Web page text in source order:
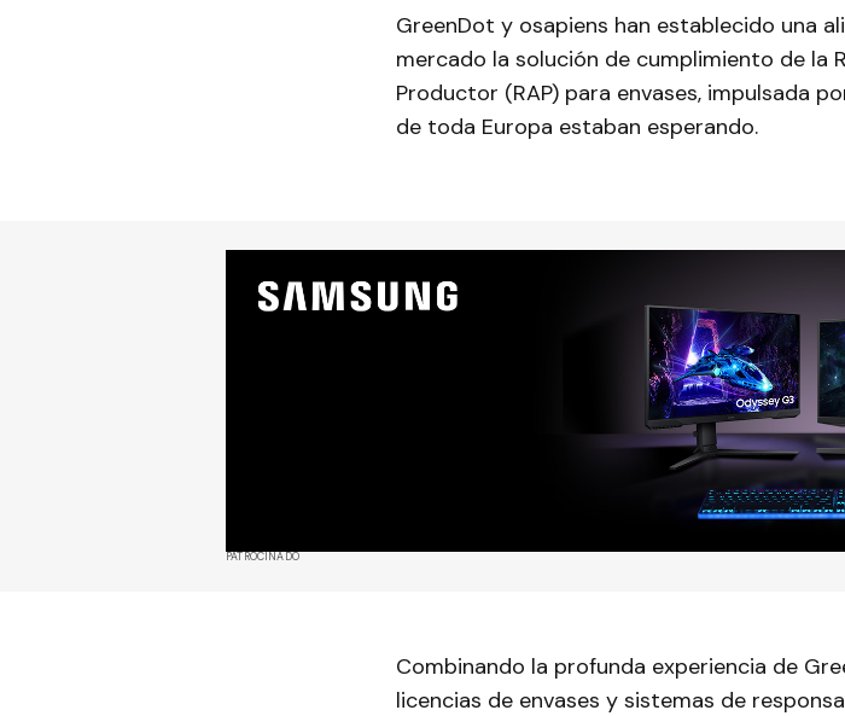
GreenDot y osapiens han establecido una
mercado la solución de cumplimiento de la
Productor (RAP) para envases, impulsada
de toda Europa estaban esperando.
PATROCINADO
Combinando la profunda experiencia de
licencias de envases y sistemas de